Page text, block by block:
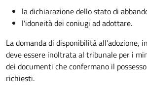
la dichiarazione dello stato di
l'idoneità dei coniugi ad adottare.
La domanda di disponibilità all'adozione,
deve essere inoltrata al tribunale per i
dei documenti che confermano il
richiesti.